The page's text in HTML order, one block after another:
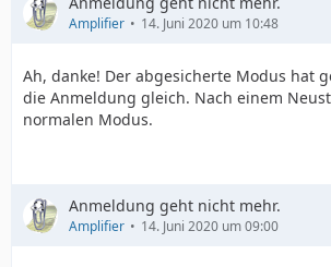
Amplifier 14. Juni 2020 um 10:48
Ah, danke! Der abgesicherte Modus hat
die Anmeldung gleich. Nach einem
normalen Modus.
Anmeldung geht nicht mehr.
Amplifier 14. Juni 2020 um 09:00